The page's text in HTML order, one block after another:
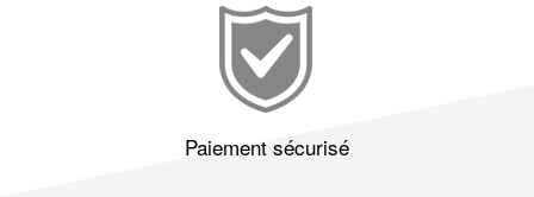
Paiement sécurisé